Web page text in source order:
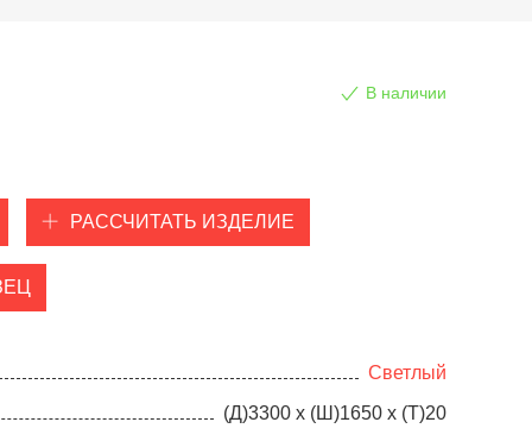
В наличии
РАССЧИТАТЬ ИЗДЕЛИЕ
Светлый
(Д)3300 х (Ш)1650 х (Т)20